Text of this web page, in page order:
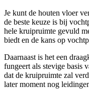
Je kunt de houten vloer
de beste keuze is bij
hele kruipruimte gevuld
biedt en de kans op
Daarnaast is het een
fungeert als stevige basis
dat de kruipruimte zal
later moment nog